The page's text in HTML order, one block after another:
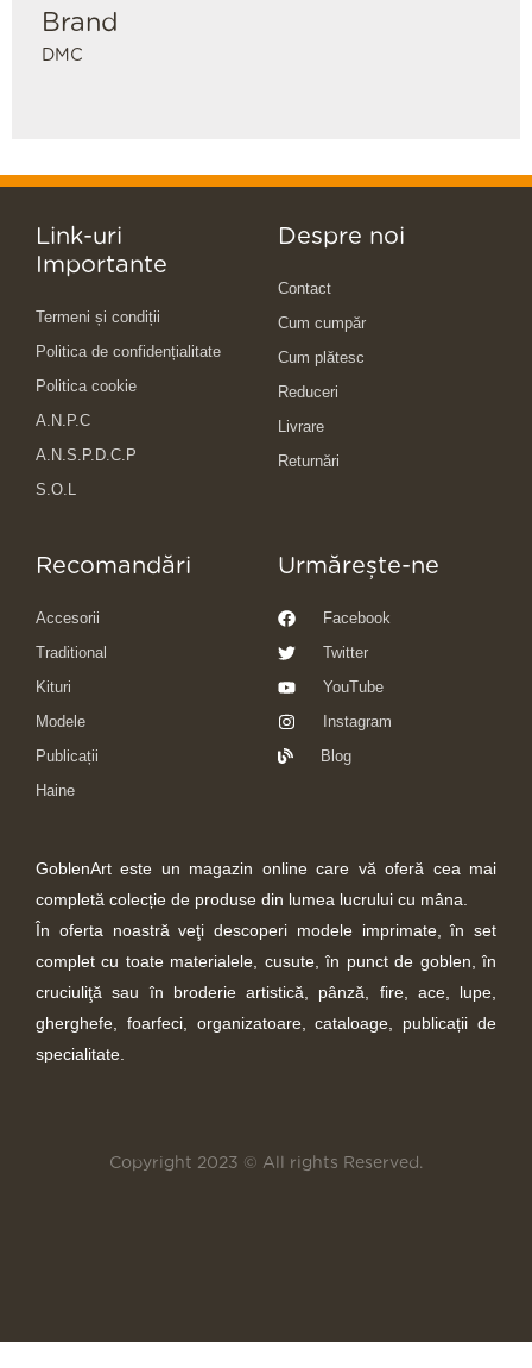
Brand
DMC
Link-uri
Importante
Termeni și condiții
Politica de confidențialitate
Politica cookie
A.N.P.C
A.N.S.P.D.C.P
S.O.L
Despre noi
Contact
Cum cumpăr
Cum plătesc
Reduceri
Livrare
Returnări
Recomandări
Accesorii
Traditional
Kituri
Modele
Publicații
Haine
Urmărește-ne
Facebook
Twitter
YouTube
Instagram
Blog
GoblenArt este un magazin online care vă oferă cea mai
completă colecție de produse din lumea lucrului cu mâna.
În oferta noastră veţi descoperi modele imprimate, în set
complet cu toate materialele, cusute, în punct de goblen, în
cruciuliţă sau în broderie artistică, pânză, fire, ace, lupe,
gherghefe, foarfeci, organizatoare, cataloage, publicații de
specialitate.
Copyright 2023 © All rights Reserved.